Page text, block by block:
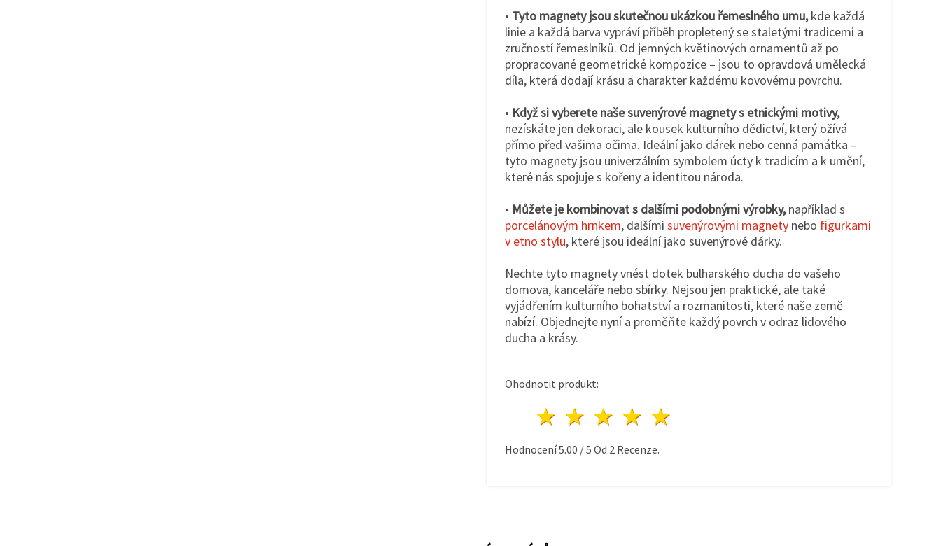
• Tyto magnety jsou skutečnou ukázkou řemeslného umu,kde každá
linie a každá barva vypráví příběh propletený se staletými tradicemi a
zručností řemeslníků. Od jemných květinových ornamentů až po
propracované geometrické kompozice – jsou to opravdová umělecká
díla, která dodají krásu a charakter každému kovovému povrchu.
• Když si vyberete naše suvenýrové magnety s etnickými motivy,
nezískáte jen dekoraci, ale kousek kulturního dědictví, který ožívá
přímo před vašima očima. Ideální jako dárek nebo cenná památka –
tyto magnety jsou univerzálním symbolem úcty k tradicím a k umění,
které nás spojuje s kořeny a identitou národa.
• Můžete je kombinovat s dalšími podobnými výrobky,například s
porcelánovým hrnkem, dalšími suvenýrovými magnety nebo figurkami
v etno stylu, které jsou ideální jako suvenýrové dárky.
Nechte tyto magnety vnést dotek bulharského ducha do vašeho
domova, kanceláře nebo sbírky. Nejsou jen praktické, ale také
vyjádřením kulturního bohatství a rozmanitosti, které naše země
nabízí. Objednejte nyní a proměňte každý povrch v odraz lidového
ducha a krásy.
Ohodnotit produkt:
4 hvězdy
3 hvězdy
2 hvězdy
1 hvězda
Hodnocení5.00 /5 Od 2 Recenze.